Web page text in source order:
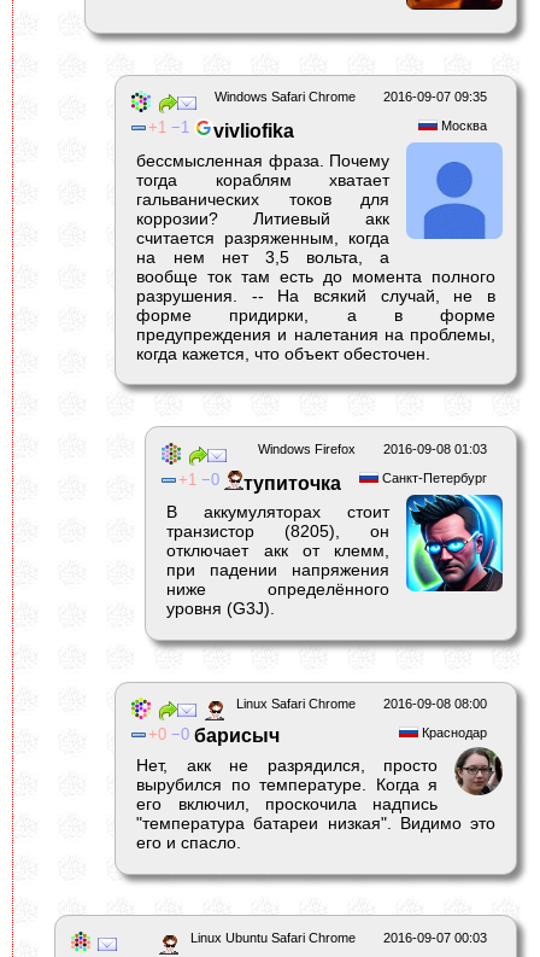
2016-09-07 09:35
Windows Safari Chrome
Москва
1 1 vivliofika
бессмысленная фраза. Почему
тогда кораблям хватает
гальванических токов для
коррозии? Литиевый акк
считается разряженным, когда
на нем нет 3,5 вольта, а
вообще ток там есть до момента полного
разрушения. -- На всякий случай, не в
форме придирки, а в форме
предупреждения и налетания на проблемы,
когда кажется, что объект обесточен.
2016-09-08 01:03
Windows Firefox
Санкт-Петербург
1 0 тупиточка
В аккумуляторах стоит
транзистор (8205), он
отключает акк от клемм,
при падении напряжения
ниже определённого
уровня (G3J).
2016-09-08 08:00
Linux Safari Chrome
Краснодар
0 0 барисыч
Нет, акк не разрядился, просто
вырубился по температуре. Когда я
его включил, проскочила надпись
"температура батареи низкая". Видимо это
его и спасло.
2016-09-07 00:03
Linux Ubuntu Safari Chrome